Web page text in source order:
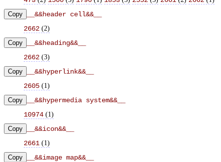
Copy
__&&header cell&&__
2662 (2)
Copy
__&&heading&&__
2662 (3)
Copy
__&&hyperlink&&__
2605 (1)
Copy
__&&hypermedia system&&__
10974 (1)
Copy
__&&icon&&__
2661 (1)
Copy
__&&image map&&__